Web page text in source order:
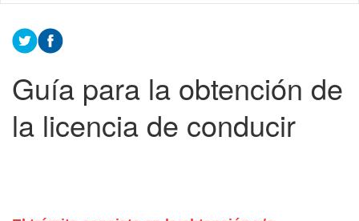
Contenido
principal
Guía para la obtención de
la licencia de conducir